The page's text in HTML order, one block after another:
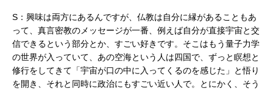
S：興味は両方にあるんですが、仏教は自分に縁があることもあ
って、真言密教のメッセージが一番、例えば自分が直接宇宙と交
信できるという部分とか、すごい好きです。そこはもう量子力学
の世界が入っていて、あの空海という人は四国で、ずっと瞑想と
修行をしてきて「宇宙が口の中に入ってくるのを感じた」と悟り
を開き、それと同時に政治にもすごい近い人で。とにかく、そう